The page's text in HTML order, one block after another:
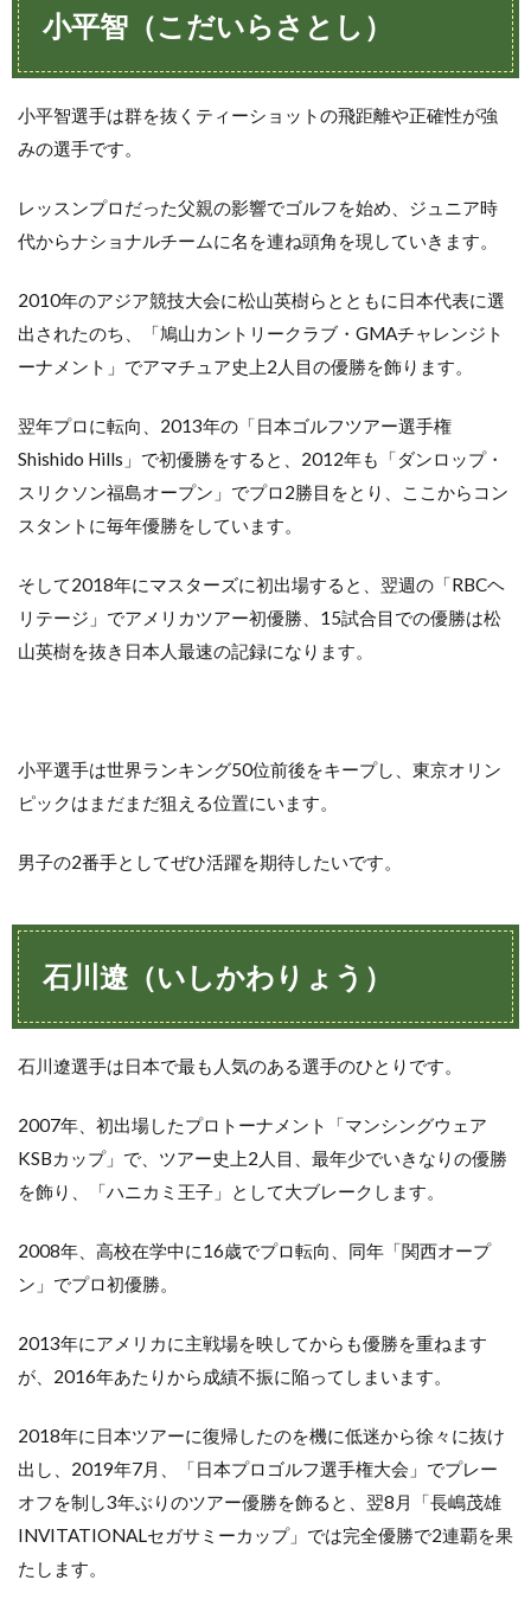
小平智（こだいらさとし）
小平智選手は群を抜くティーショットの飛距離や正確性が強
みの選手です。
レッスンプロだった父親の影響でゴルフを始め、ジュニア時
代からナショナルチームに名を連ね頭角を現していきます。
2010年のアジア競技大会に松山英樹らとともに日本代表に選
出されたのち、「鳩山カントリークラブ・GMAチャレンジト
ーナメント」でアマチュア史上2人目の優勝を飾ります。
翌年プロに転向、2013年の「日本ゴルフツアー選手権
Shishido Hills」で初優勝をすると、2012年も「ダンロップ・
スリクソン福島オープン」でプロ2勝目をとり、ここからコン
スタントに毎年優勝をしています。
そして2018年にマスターズに初出場すると、翌週の「RBCヘ
リテージ」でアメリカツアー初優勝、15試合目での優勝は松
山英樹を抜き日本人最速の記録になります。
小平選手は世界ランキング50位前後をキープし、東京オリン
ピックはまだまだ狙える位置にいます。
男子の2番手としてぜひ活躍を期待したいです。
石川遼（いしかわりょう）
石川遼選手は日本で最も人気のある選手のひとりです。
2007年、初出場したプロトーナメント「マンシングウェア
KSBカップ」で、ツアー史上2人目、最年少でいきなりの優勝
を飾り、「ハニカミ王子」として大ブレークします。
2008年、高校在学中に16歳でプロ転向、同年「関西オープ
ン」でプロ初優勝。
2013年にアメリカに主戦場を映してからも優勝を重ねます
が、2016年あたりから成績不振に陥ってしまいます。
2018年に日本ツアーに復帰したのを機に低迷から徐々に抜け
出し、2019年7月、「日本プロゴルフ選手権大会」でプレー
オフを制し3年ぶりのツアー優勝を飾ると、翌8月「長嶋茂雄
INVITATIONALセガサミーカップ」では完全優勝で2連覇を果
たします。